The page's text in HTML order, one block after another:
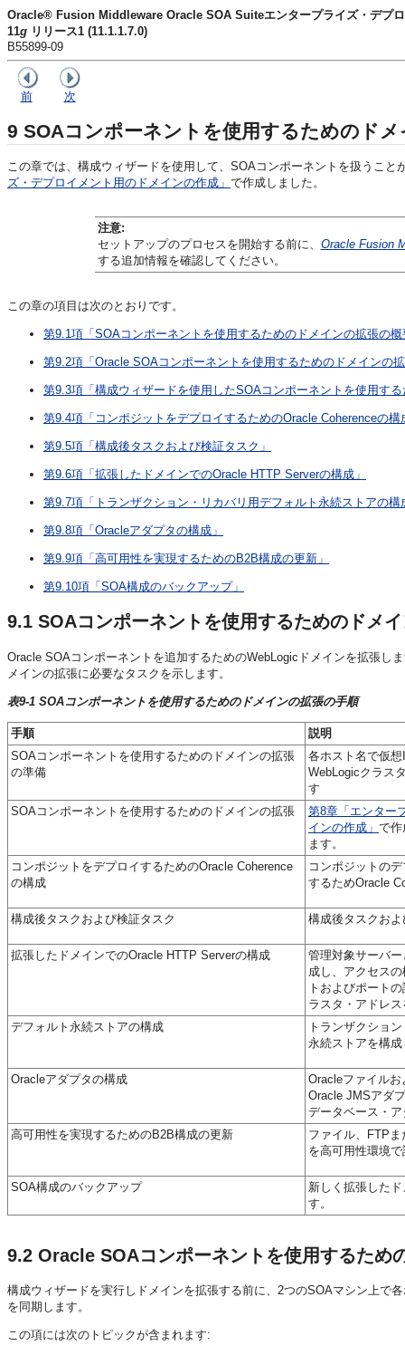
Oracle® Fusion Middleware Oracle SOA Suiteエンタープライズ・デプ
11g リリース1 (11.1.1.7.0)
B55899-09
前 次
9 SOAコンポーネントを使用するためのドメ
この章では、構成ウィザードを使用して、SOAコンポーネントを扱うこ
ズ・デプロイメント用のドメインの作成」 で作成しました。
注意:
セットアップのプロセスを開始する前に、 Oracle Fusion
する追加情報を確認してください。
この章の項目は次のとおりです。
第9.1項「SOAコンポーネントを使用するためのドメインの拡張の概
第9.2項「Oracle SOAコンポーネントを使用するためのドメインの
第9.3項「構成ウィザードを使用したSOAコンポーネントを使用す
第9.4項「コンポジットをデプロイするためのOracle Coherenceの構
第9.5項「構成後タスクおよび検証タスク」
第9.6項「拡張したドメインでのOracle HTTP Serverの構成」
第9.7項「トランザクション・リカバリ用デフォルト永続ストアの構
第9.8項「Oracleアダプタの構成」
第9.9項「高可用性を実現するためのB2B構成の更新」
第9.10項「SOA構成のバックアップ」
9.1 SOAコンポーネントを使用するためのドメ
Oracle SOAコンポーネントを追加するためのWebLogicドメインを拡張し
メインの拡張に必要なタスクを示します。
表9-1 SOAコンポーネントを使用するためのドメインの拡張の手順
手順
説明
SOAコンポーネントを使用するためのドメインの拡張
の準備
各ホスト名で仮
WebLogicクラス
す
SOAコンポーネントを使用するためのドメインの拡張
第8章「エンター
インの作成」 で作
ます。
コンポジットをデプロイするためのOracle Coherence
の構成
コンポジットの
するためOracle
構成後タスクおよび検証タスク 構成後タスクお
拡張したドメインでのOracle HTTP Serverの構成
管理対象サーバ
成し、アクセス
トおよびポート
ラスタ・アドレ
デフォルト永続ストアの構成
トランザクショ
永続ストアを構
Oracleアダプタの構成
Oracleファイル
Oracle JMSアダ
データベース・
高可用性を実現するためのB2B構成の更新
ファイル、FTP
を高可用性環境
SOA構成のバックアップ
新しく拡張した
す。
9.2 Oracle SOAコンポーネントを使用するため
構成ウィザードを実行しドメインを拡張する前に、2つのSOAマシン上で
を同期します。
この項には次のトピックが含まれます: